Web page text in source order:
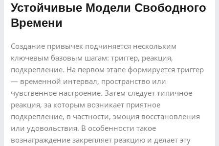
Устойчивые Модели Свободного
Времени
Создание привычек подчиняется нескольким
ключевым базовым шагам: триггер, реакция,
подкрепление. На первом этапе формируется триггер
— временной интервал, пространство или
чувственное настроение. Затем следует типичное
реакция, за которым возникает приятное
подкрепление, в частности, эмоция восстановления
или удовольствия. В особенности такое
вознаграждение закрепляет реакцию и делает эту